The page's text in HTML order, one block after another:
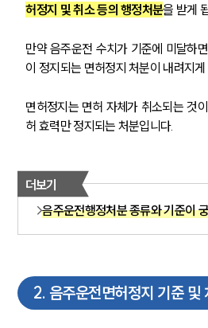
허정지 및 취소 등의 행정처분을 받게
만약 음주운전 수치가 기준에 미달하
이 정지되는 면허정지 처분이 내려지게
면허정지는 면허 자체가 취소되는 것
허 효력만 정지되는 처분입니다.
더보기
음주운전행정처분 종류와 기준이
2. 음주운전면허정지 기준 및